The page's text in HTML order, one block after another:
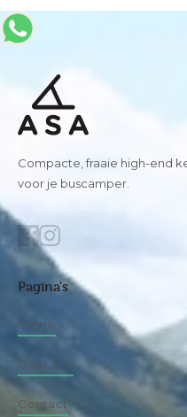
Compacte, fraaie high-end
voor je buscamper.
Pagina's
Home
Over ons
Contact